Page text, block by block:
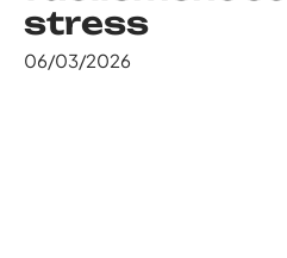
stress
06/03/2026